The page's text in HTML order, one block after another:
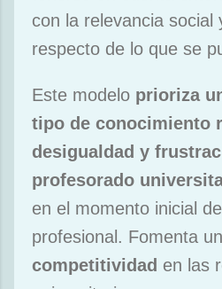
con la relevancia social
respecto de lo que se
Este modelo prioriza
tipo de conocimiento
desigualdad y
profesorado
en el momento inicial
profesional. Fomenta
competitividad en las